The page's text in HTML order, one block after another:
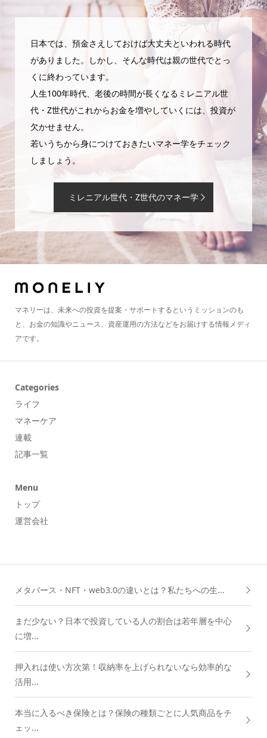
日本では、預金さえしておけば大丈夫といわれる時代
がありました。しかし、そんな時代は親の世代でとっ
くに終わっています。
人生100年時代、老後の時間が長くなるミレニアル世
代・Z世代がこれからお金を増やしていくには、投資が
欠かせません。
若いうちから身につけておきたいマネー学をチェック
しましょう。
ミレニアル世代・Z世代のマネー学
マネリーは、未来への投資を提案・サポートするというミッションのも
と、お金の知識やニュース、資産運用の方法などをお届けする情報メディ
アです。
Categories
ライフ
マネーケア
連載
記事一覧
Menu
トップ
運営会社
メタバース・NFT・web3.0の違いとは？私たちへの生...
まだ少ない？日本で投資している人の割合は若年層を中心
に増...
押入れは使い方次第！収納率を上げられないなら効率的な
活用...
本当に入るべき保険とは？保険の種類ごとに人気商品をチ
ェッ...